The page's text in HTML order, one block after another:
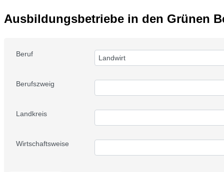
Ausbildungsbetriebe in den Grünen
Beruf Landwirt
Berufszweig
Landkreis
Wirtschaftsweise